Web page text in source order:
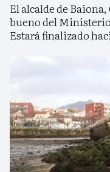
El alcalde de
bueno del
Estará finalizado